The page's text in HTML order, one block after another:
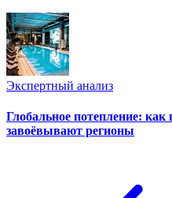
Экспертный анализ
Глобальное потепление: как
завоёвывают регионы